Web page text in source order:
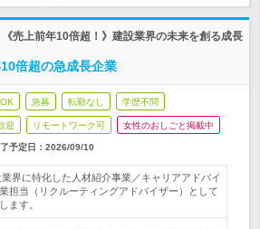
売上前年10倍超！》建設業界の未来を創る成長
倍超の急成長企業
急募 転勤なし 学歴不問
迎 リモートワーク可 女性のおしごと掲載中
予定日： 2026/09/10
界に特化した人材紹介事業／キャリアアドバイ
担当（リクルーティングアドバイザー）として
ます。